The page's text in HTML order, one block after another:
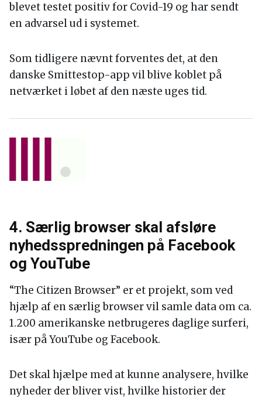
blevet testet positiv for Covid-19 og har sendt
en advarsel ud i systemet.
Som tidligere nævnt forventes det, at den
danske Smittestop-app vil blive koblet på
netværket i løbet af den næste uges tid.
4. Særlig browser skal afsløre
nyhedsspredningen på Facebook
og YouTube
“The Citizen Browser” er et projekt, som ved
hjælp af en særlig browser vil samle data om ca.
1.200 amerikanske netbrugeres daglige surferi,
især på YouTube og Facebook.
Det skal hjælpe med at kunne analysere, hvilke
nyheder der bliver vist, hvilke historier der